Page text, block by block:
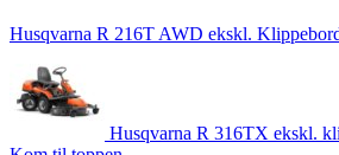
Husqvarna R 216T AWD ekskl.
Husqvarna R 316TX ekskl.